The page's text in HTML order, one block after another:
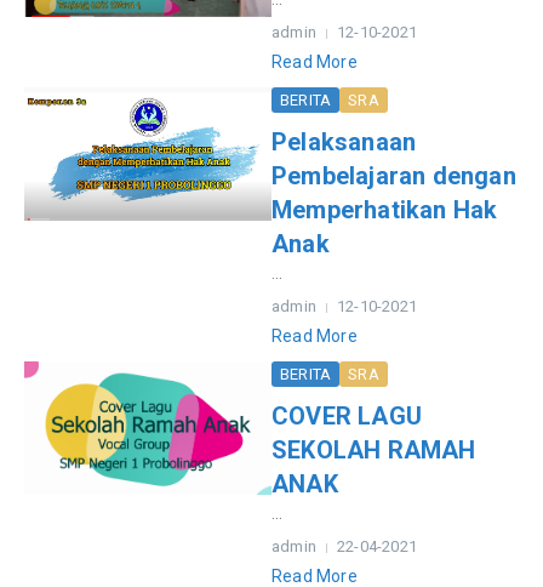
admin 12-10-2021
Read More
BERITA SRA
Pelaksanaan
Pembelajaran dengan
Memperhatikan Hak
Anak
admin 12-10-2021
Read More
BERITA SRA
COVER LAGU
SEKOLAH RAMAH
ANAK
admin 22-04-2021
Read More